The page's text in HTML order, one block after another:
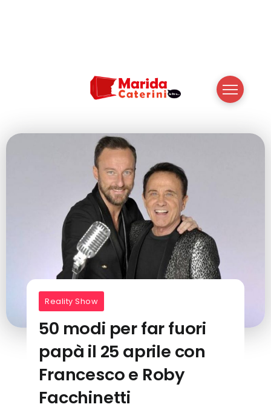
Reality Show
50 modi per far fuori
papà il 25 aprile con
Francesco e Roby
Facchinetti